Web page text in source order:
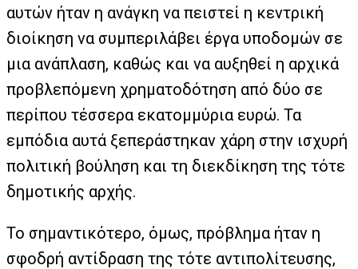
αυτών ήταν η ανάγκη να πειστεί η κεντρική
διοίκηση να συμπεριλάβει έργα υποδομών σε
μια ανάπλαση, καθώς και να αυξηθεί η αρχικά
προβλεπόμενη χρηματοδότηση από δύο σε
περίπου τέσσερα εκατομμύρια ευρώ. Τα
εμπόδια αυτά ξεπεράστηκαν χάρη στην ισχυρή
πολιτική βούληση και τη διεκδίκηση της τότε
δημοτικής αρχής.
Το σημαντικότερο, όμως, πρόβλημα ήταν η
σφοδρή αντίδραση της τότε αντιπολίτευσης,